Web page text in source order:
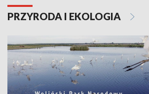
PRZYRODA I EKOLOGIA